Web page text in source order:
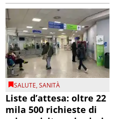
SALUTE,SANITÀ
Liste d’attesa: oltre 22
mila 500 richieste di